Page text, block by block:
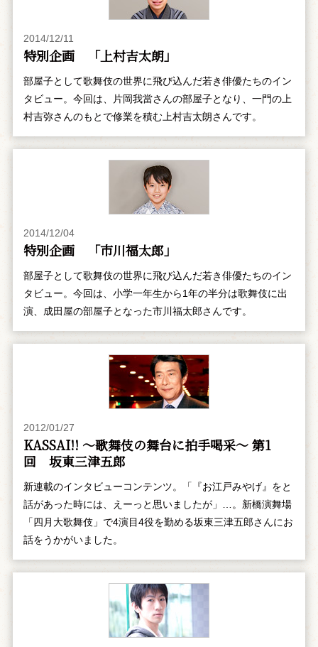
2014/12/11
特別企画 「上村吉太朗」
部屋子として歌舞伎の世界に飛び込んだ若き俳優たちのイン
タビュー。今回は、片岡我當さんの部屋子となり、一門の上
村吉弥さんのもとで修業を積む上村吉太朗さんです。
2014/12/04
特別企画 「市川福太郎」
部屋子として歌舞伎の世界に飛び込んだ若き俳優たちのイン
タビュー。今回は、小学一年生から1年の半分は歌舞伎に出
演、成田屋の部屋子となった市川福太郎さんです。
2012/01/27
KASSAI!! ～歌舞伎の舞台に拍手喝采～ 第1
回 坂東三津五郎
新連載のインタビューコンテンツ。「『お江戸みやげ』をと
話があった時には、えーっと思いましたが」…。新橋演舞場
「四月大歌舞伎」で4演目4役を勤める坂東三津五郎さんにお
話をうかがいました。